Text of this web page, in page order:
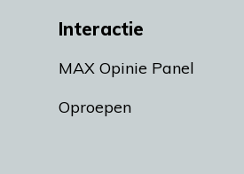
Interactie
MAX Opinie Panel
Oproepen